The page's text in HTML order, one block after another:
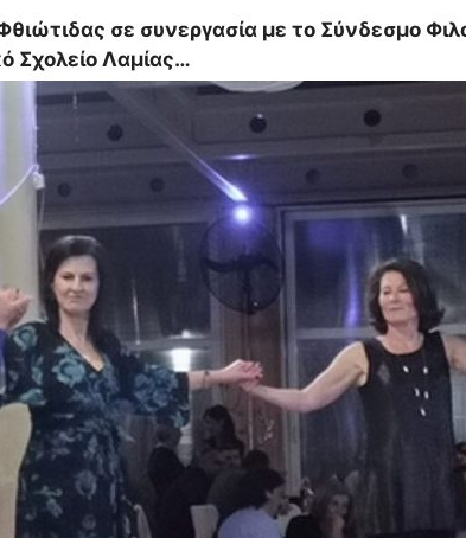
σε συνεργασία με το Σύνδεσμο
Σχολείο Λαμίας…